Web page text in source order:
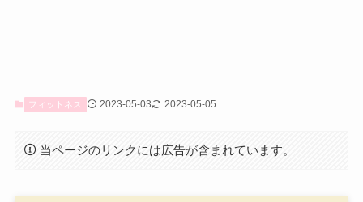
フィットネス 2023-05-03 2023-05-05
当ページのリンクには広告が含まれています。